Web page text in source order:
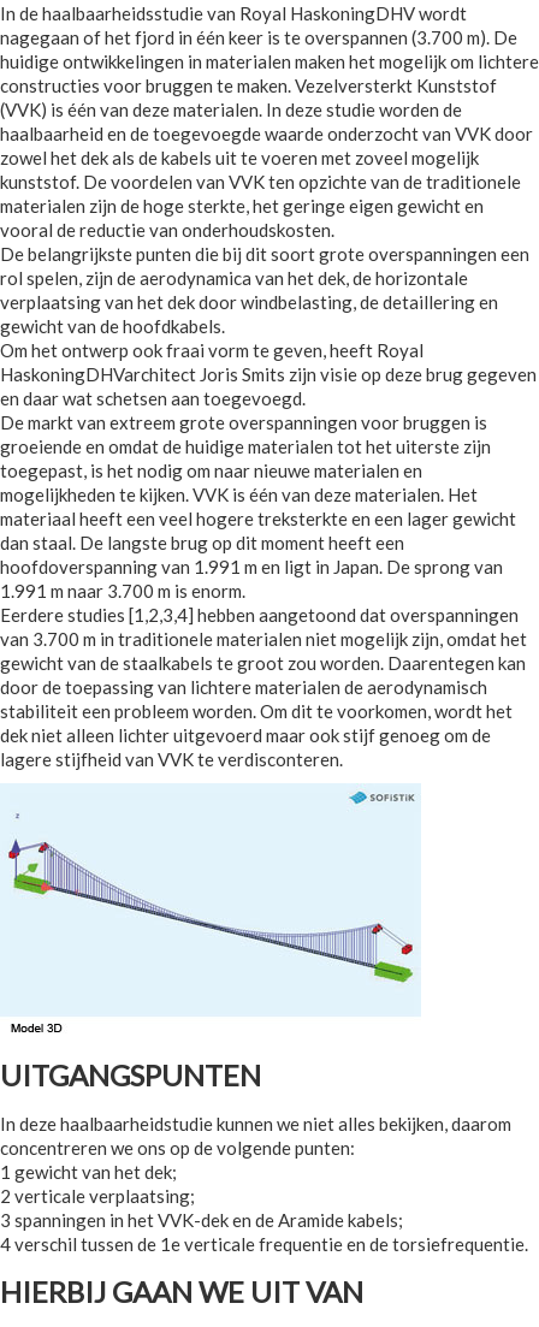
In de haalbaarheidsstudie van Royal HaskoningDHV wordt
nagegaan of het fjord in één keer is te overspannen (3.700 m). De
huidige ontwikkelingen in materialen maken het mogelijk om lichtere
constructies voor bruggen te maken. Vezelversterkt Kunststof
(VVK) is één van deze materialen. In deze studie worden de
haalbaarheid en de toegevoegde waarde onderzocht van VVK door
zowel het dek als de kabels uit te voeren met zoveel mogelijk
kunststof. De voordelen van VVK ten opzichte van de traditionele
materialen zijn de hoge sterkte, het geringe eigen gewicht en
vooral de reductie van onderhoudskosten.
De belangrijkste punten die bij dit soort grote overspanningen een
rol spelen, zijn de aerodynamica van het dek, de horizontale
verplaatsing van het dek door windbelasting, de detaillering en
gewicht van de hoofdkabels.
Om het ontwerp ook fraai vorm te geven, heeft Royal
HaskoningDHVarchitect Joris Smits zijn visie op deze brug gegeven
en daar wat schetsen aan toegevoegd.
De markt van extreem grote overspanningen voor bruggen is
groeiende en omdat de huidige materialen tot het uiterste zijn
toegepast, is het nodig om naar nieuwe materialen en
mogelijkheden te kijken. VVK is één van deze materialen. Het
materiaal heeft een veel hogere treksterkte en een lager gewicht
dan staal. De langste brug op dit moment heeft een
hoofdoverspanning van 1.991 m en ligt in Japan. De sprong van
1.991 m naar 3.700 m is enorm.
Eerdere studies [1,2,3,4] hebben aangetoond dat overspanningen
van 3.700 m in traditionele materialen niet mogelijk zijn, omdat het
gewicht van de staalkabels te groot zou worden. Daarentegen kan
door de toepassing van lichtere materialen de aerodynamisch
stabiliteit een probleem worden. Om dit te voorkomen, wordt het
dek niet alleen lichter uitgevoerd maar ook stijf genoeg om de
lagere stijfheid van VVK te verdisconteren.
UITGANGSPUNTEN
In deze haalbaarheidstudie kunnen we niet alles bekijken, daarom
concentreren we ons op de volgende punten:
1 gewicht van het dek;
2 verticale verplaatsing;
3 spanningen in het VVK-dek en de Aramide kabels;
4 verschil tussen de 1e verticale frequentie en de torsiefrequentie.
HIERBIJ GAAN WE UIT VAN